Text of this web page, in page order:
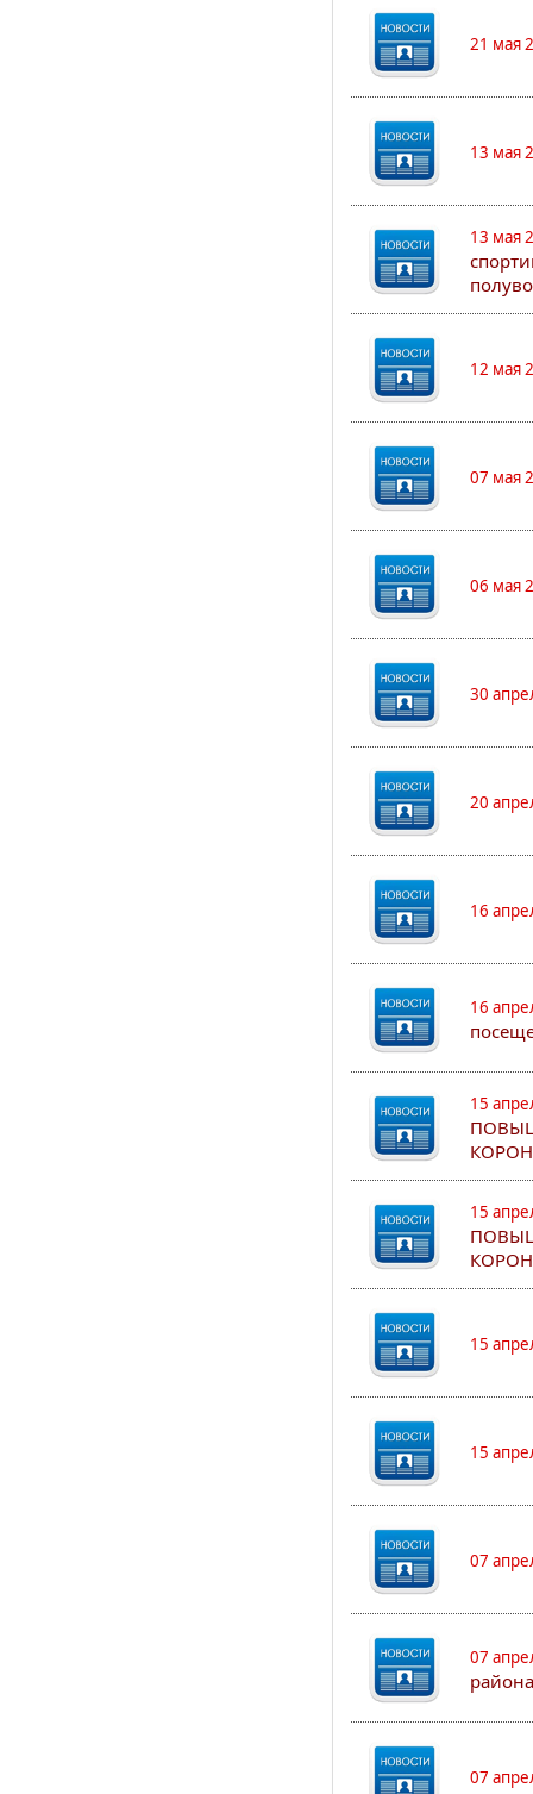
21 мая
13 мая
13 мая
12 мая
07 мая
06 мая
30
20
16
16
15
15
15
15
07
07
07